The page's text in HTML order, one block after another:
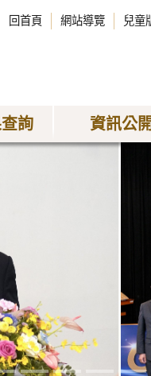
回首頁 網站導覽 兒童
詢 資訊公開